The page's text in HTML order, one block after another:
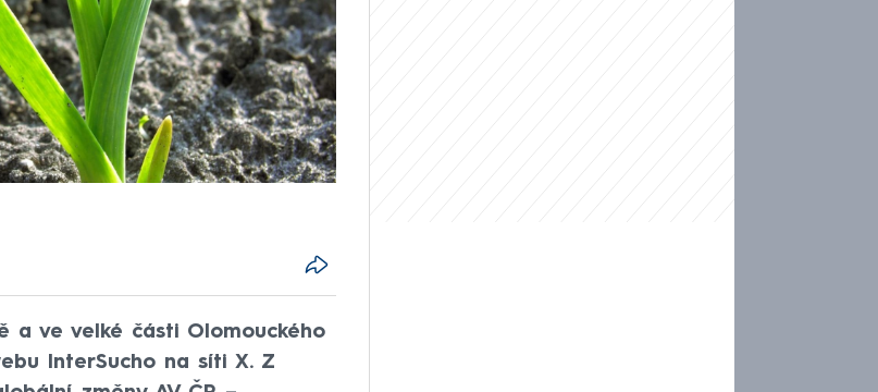
a ve velké části Olomouckého
InterSucho na síti X. Z